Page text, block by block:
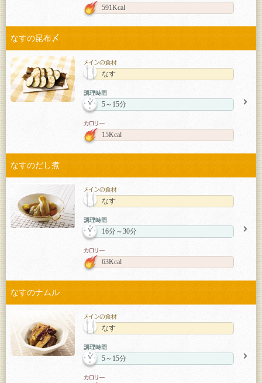
591Kcal
なすの昆布〆
なす
5～15分
15Kcal
なすのだし煮
なす
16分～30分
63Kcal
なすのナムル
なす
5～15分